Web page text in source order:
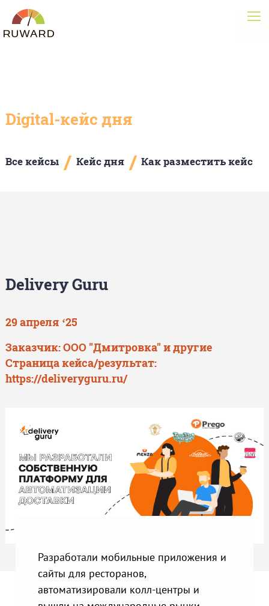
Digital-кейс дня
Все кейсы / Кейс дня / Как разместить кейс
Delivery Guru
29 апреля ‘25
Заказчик: ООО "Дмитровка" и другие
Страница кейса/результат:
https://deliveryguru.ru/
Разработали мобильные приложения и
сайты для ресторанов,
автоматизировали колл-центры и